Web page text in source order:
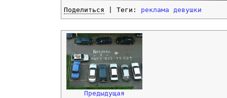
Поделиться | Теги: реклама девушки
Предыдущая